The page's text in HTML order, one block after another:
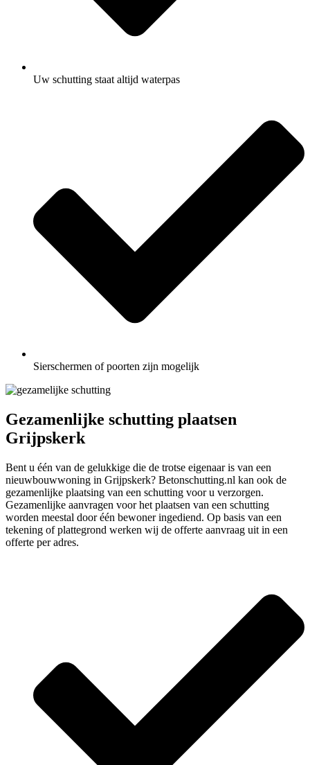
Uw schutting staat altijd waterpas
Sierschermen of poorten zijn mogelijk
Gezamenlijke schutting plaatsen
Grijpskerk
Bent u één van de gelukkige die de trotse eigenaar is van een
nieuwbouwwoning in Grijpskerk? Betonschutting.nl kan ook de
gezamenlijke plaatsing van een schutting voor u verzorgen.
Gezamenlijke aanvragen voor het plaatsen van een schutting
worden meestal door één bewoner ingediend. Op basis van een
tekening of plattegrond werken wij de offerte aanvraag uit in een
offerte per adres.